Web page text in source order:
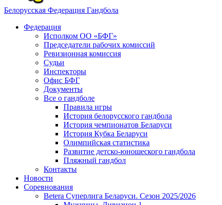
Белорусская Федерация Гандбола
Федерация
Исполком ОО «БФГ»
Председатели рабочих комиссий
Ревизионная комиссия
Судьи
Инспекторы
Офис БФГ
Документы
Все о гандболе
Правила игры
История белорусского гандбола
История чемпионатов Беларуси
История Кубка Беларуси
Олимпийская статистика
Развитие детско-юношеского гандбола
Пляжный гандбол
Контакты
Новости
Соревнования
Betera Суперлига Беларуси. Сезон 2025/2026